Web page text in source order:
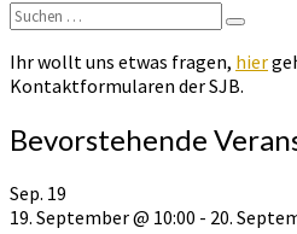
Suchen
nach:
Suchen
Ihr wollt uns etwas fragen, hier
Kontaktformularen der SJB.
Bevorstehende
Sep. 19
19. September @ 10:00 - 20.